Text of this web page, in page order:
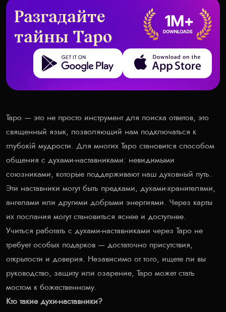
Разгадайте
тайны Таро
Get it on Google Play Download on the App Store
Таро — это не просто инструмент для поиска ответов, это
священный язык, позволяющий нам подключаться к
глубокій мудрости. Для многих Таро становится способом
общения с духами-наставниками: невидимыми
союзниками, которые поддерживают наш духовный путь.
Эти наставники могут быть предками, духами-хранителями,
ангелами или другими добрыми энергиями. Через карты
их послания могут становиться яснее и доступнее.
Учиться работать с духами-наставниками через Таро не
требует особых подарков — достаточно присутствия,
открытости и доверия. Независимо от того, ищете ли вы
руководство, защиту или озарение, Таро может стать
мостом к божественному.
Кто такие духи-наставники?